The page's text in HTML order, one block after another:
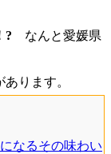
? なんと愛媛県
ります。
なるその味わい